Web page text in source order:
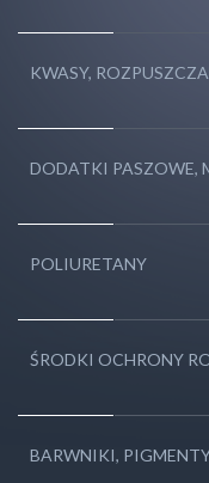
KWASY,
DODATKI PASZOWE,
POLIURETANY
ŚRODKI OCHRONY
BARWNIKI,